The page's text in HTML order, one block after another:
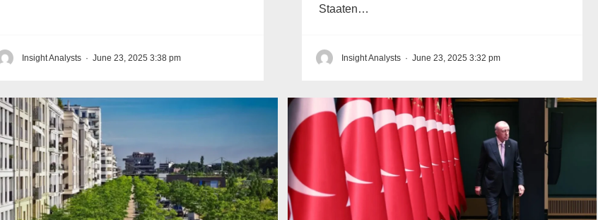
Insight Analysts · June 23, 2025 3:38 pm
Staaten…
Insight Analysts · June 23, 2025 3:32 pm